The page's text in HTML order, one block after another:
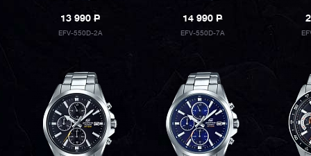
13 990P
EFV-550D-2A
14 990P
EFV-550D-7A